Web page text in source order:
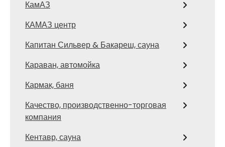
КамАЗ
КАМАЗ центр
Капитан Сильвер & Бакареш, сауна
Караван, автомойка
Кармак, баня
Качество, производственно-торговая
компания
Кентавр, сауна